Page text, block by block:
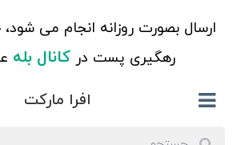
ارسال بصورت روزانه انجام می
رهگیری پست درکانال بله
افرا مارکت